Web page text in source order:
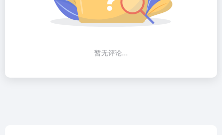
暂无评论...